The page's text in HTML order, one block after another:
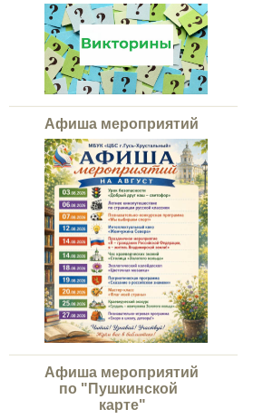
Афиша мероприятий
Афиша мероприятий
по "Пушкинской
карте"